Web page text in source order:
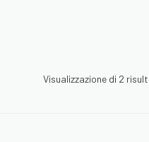
Visualizzazione di 2